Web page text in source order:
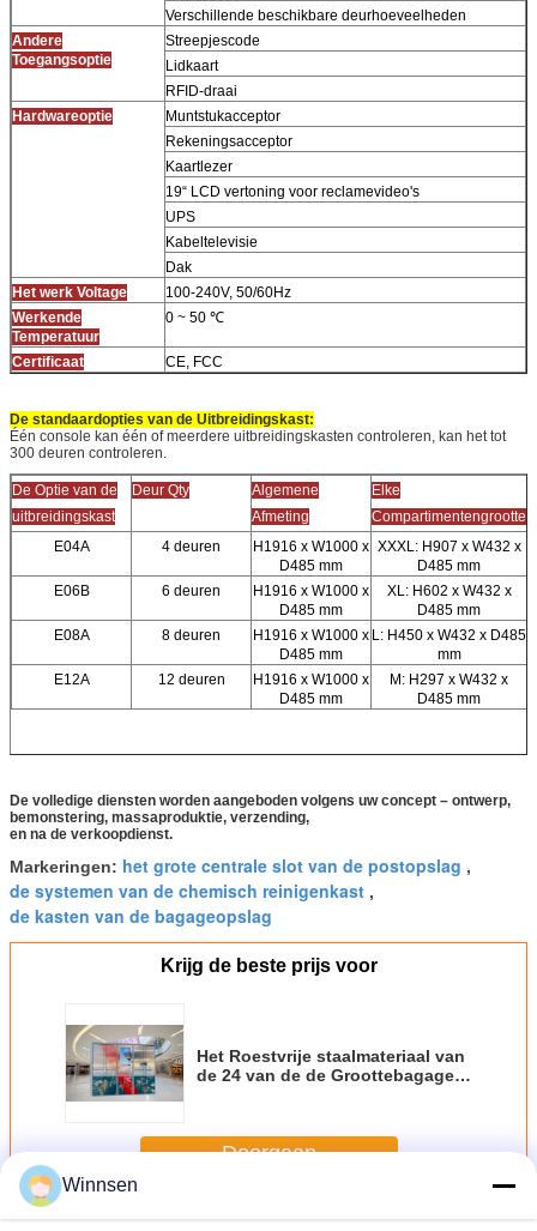
Verschillende beschikbare deurhoeveelheden
Andere
Toegangsoptie
Streepjescode
Lidkaart
RFID-draai
Hardwareoptie
Muntstukacceptor
Rekeningsacceptor
Kaartlezer
19“ LCD vertoning voor reclamevideo's
UPS
Kabeltelevisie
Dak
Het werk Voltage
100-240V, 50/60Hz
Werkende
Temperatuur
0 ~ 50 ℃
Certificaat CE, FCC
De standaardopties van de Uitbreidingskast:
Één console kan één of meerdere uitbreidingskasten controleren, kan het tot
300 deuren controleren.
De Optie van de
uitbreidingskast
Deur Qty
Algemene
Afmeting
Elke
Compartimentengrootte
E04A
4 deuren
H1916 x W1000 x
D485 mm
XXXL: H907 x W432 x
D485 mm
E06B
6 deuren
H1916 x W1000 x
D485 mm
XL: H602 x W432 x
D485 mm
E08A
8 deuren
H1916 x W1000 x
D485 mm
L: H450 x W432 x D485
mm
E12A
12 deuren
H1916 x W1000 x
D485 mm
M: H297 x W432 x
D485 mm
De volledige diensten worden aangeboden volgens uw concept – ontwerp,
bemonstering, massaproduktie, verzending,
en na de verkoopdienst.
Markeringen: het grote centrale slot van de postopslag ,
de systemen van de chemisch reinigenkast ,
de kasten van de bagageopslag
Krijg de beste prijs voor
Het Roestvrije staalmateriaal van
de 24 van de de Groottebagage
Duimtouch screen
Doorgaan
MeerBagagekasten
Winnsen